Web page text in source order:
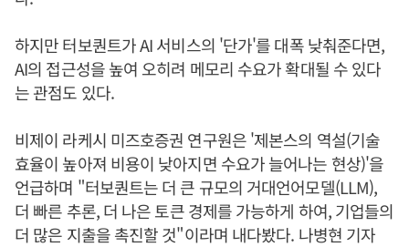
하지만 터보퀀트가 AI 서비스의 '단가'를 대폭 낮춰준다면,
AI의 접근성을 높여 오히려 메모리 수요가 확대될 수 있다
는 관점도 있다.
비제이 라케시 미즈호증권 연구원은 '제본스의 역설(기술
효율이 높아져 비용이 낮아지면 수요가 늘어나는 현상)'을
언급하며 "터보퀀트는 더 큰 규모의 거대언어모델(LLM),
더 빠른 추론, 더 나은 토큰 경제를 가능하게 하여, 기업들의
더 많은 지출을 촉진할 것"이라며 내다봤다. 나병현 기자